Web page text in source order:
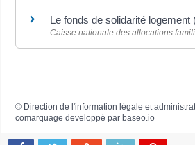
Le fonds de solidarité logement
Caisse nationale des allocations
© Direction de l'information légale et
comarquage developpé par baseo.io